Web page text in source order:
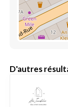
D'autres